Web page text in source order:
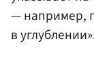
— например,
в